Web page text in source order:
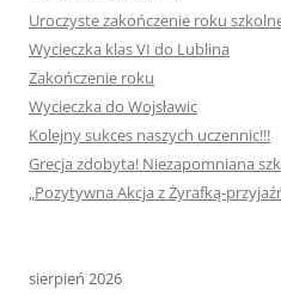
Uroczyste zakończenie roku
Wycieczka klas VI do Lublina
Zakończenie roku
Wycieczka do Wojsławic
Kolejny sukces naszych uczennic!!!
Grecja zdobyta! Niezapomniana
„Pozytywna Akcja z Żyrafką-
sierpień 2026